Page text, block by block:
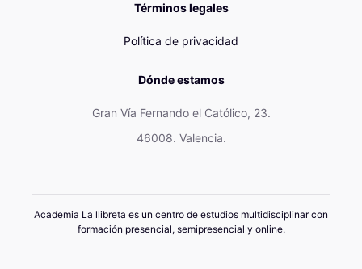
Términos legales
Política de privacidad
Dónde estamos
Gran Vía Fernando el Católico, 23.
46008. Valencia.
Academia La llibreta es un centro de estudios multidisciplinar con
formación presencial, semipresencial y online.